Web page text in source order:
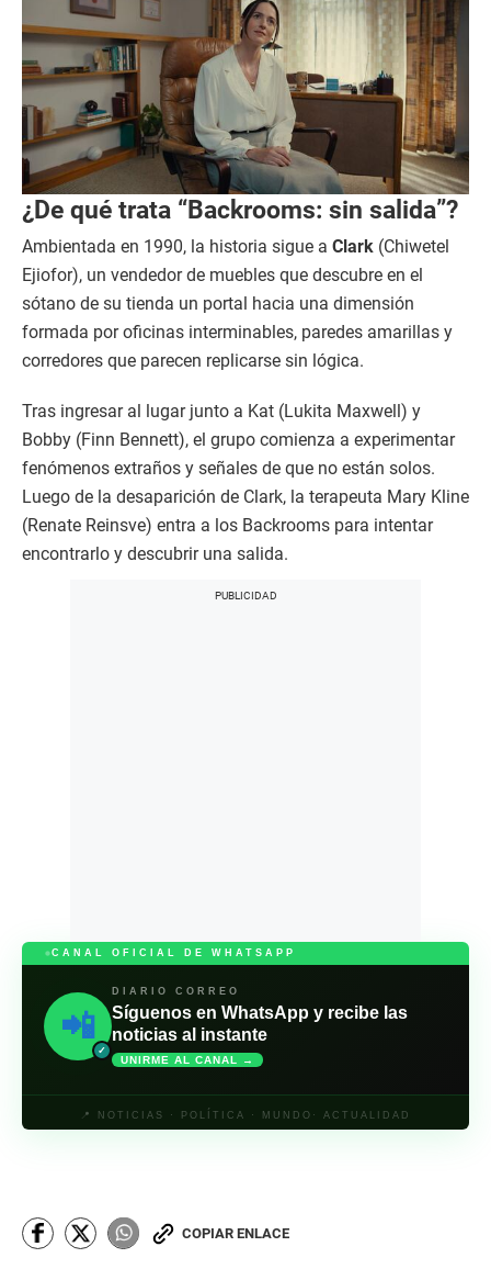
¿De qué trata “Backrooms: sin salida”?
Ambientada en 1990, la historia sigue a Clark (Chiwetel
Ejiofor), un vendedor de muebles que descubre en el
sótano de su tienda un portal hacia una dimensión
formada por oficinas interminables, paredes amarillas y
corredores que parecen replicarse sin lógica.
Tras ingresar al lugar junto a Kat (Lukita Maxwell) y
Bobby (Finn Bennett), el grupo comienza a experimentar
fenómenos extraños y señales de que no están solos.
Luego de la desaparición de Clark, la terapeuta Mary Kline
(Renate Reinsve) entra a los Backrooms para intentar
encontrarlo y descubrir una salida.
CANAL OFICIAL DE WHATSAPP
📲
✓
DIARIO CORREO
Síguenos en WhatsApp y recibe las
noticias al instante
UNIRME AL CANAL →
📍 NOTICIAS · POLÍTICA · MUNDO· ACTUALIDAD
COPIAR ENLACE